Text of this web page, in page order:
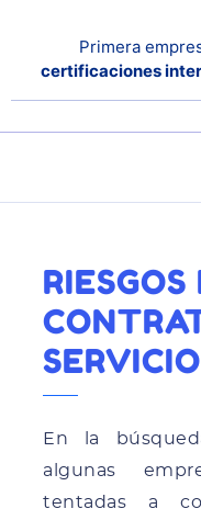
Primera
certificaciones
RIESGOS
En la
algunas
tentadas a